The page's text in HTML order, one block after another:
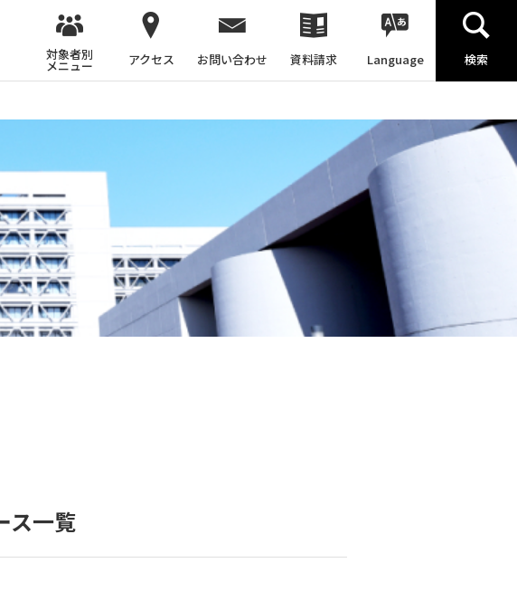
対象者別
メニュー アクセス お問い合わせ 資料請求 Language 検索
ス一覧